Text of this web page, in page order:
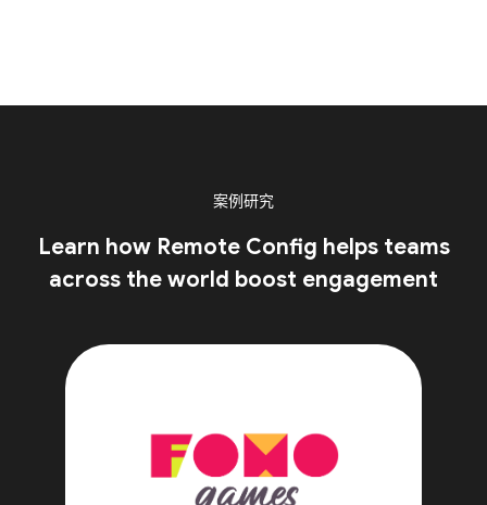
案例研究
Learn how Remote Config helps teams
across the world boost engagement